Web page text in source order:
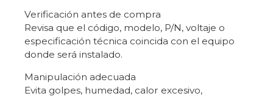
Verificación antes de compra
Revisa que el código, modelo, P/N, voltaje o
especificación técnica coincida con el equipo
donde será instalado.
Manipulación adecuada
Evita golpes, humedad, calor excesivo,